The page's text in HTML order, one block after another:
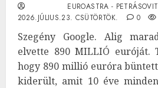
EUROASTRA -
2026.JÚLIUS.23. CSÜTÖRTÖK.
0
Szegény Google. Alig
elvette 890 MILLIÓ euróját.
hogy 890 millió euróra
kiderült, amit 10 éve